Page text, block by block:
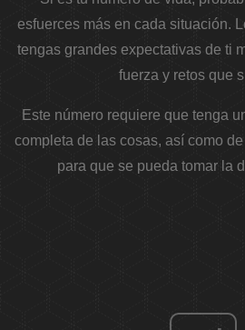
esfuerces más en cada situación.
tengas grandes expectativas de ti
fuerza y ​​retos que
Este número requiere que tenga
completa de las cosas, así como
para que se pueda tomar la